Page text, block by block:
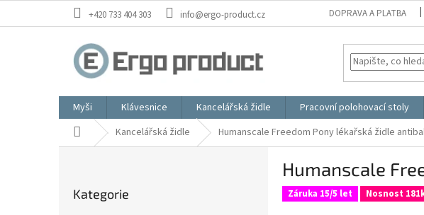
+420 733 404 303 info@ergo-product.cz DOPRAVA A PLATBA
Myši Klávesnice Kancelářská židle Pracovní polohovací stoly
Domů Kancelářská židle Humanscale Freedom Pony lékařská židle
kategorie
Kategorie
Humanscale
Záruka 15/5 let Nosnost